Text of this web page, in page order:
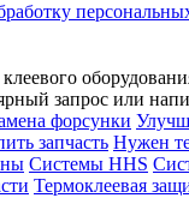
запрос или
форсунки
запчасть Нужен
Системы HHS
Термоклеевая